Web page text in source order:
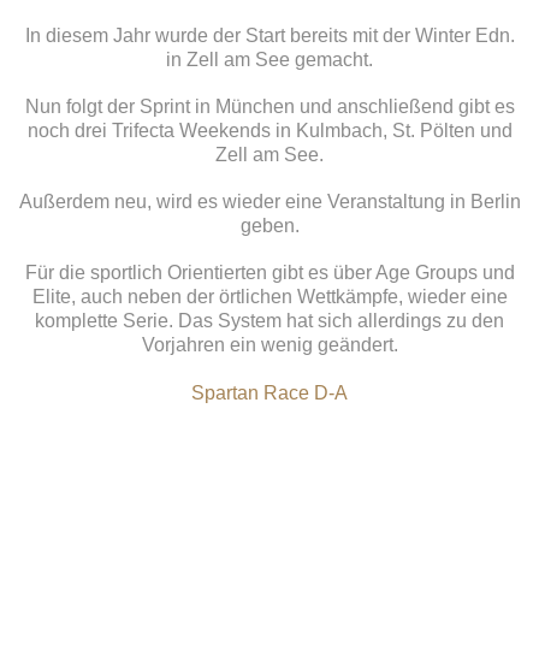
In diesem Jahr wurde der Start bereits mit der Winter Edn.
in Zell am See gemacht.
Nun folgt der Sprint in München und anschließend gibt es
noch drei Trifecta Weekends in Kulmbach, St. Pölten und
Zell am See.
Außerdem neu, wird es wieder eine Veranstaltung in Berlin
geben.
Für die sportlich Orientierten gibt es über Age Groups und
Elite, auch neben der örtlichen Wettkämpfe, wieder eine
komplette Serie. Das System hat sich allerdings zu den
Vorjahren ein wenig geändert.
Spartan Race D-A